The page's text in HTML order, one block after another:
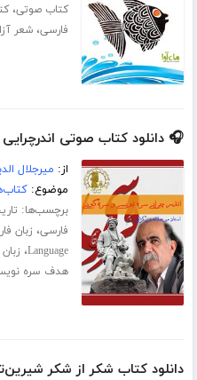
کتاب صوتی،
فارسی،شعر
🎧 دانلود کتاب صوتی
از: میرجلال
موضوع:
برچسب‌ها:
فارسی، زبان
Language،
هدف سره
دانلود کتاب شکر از شکر